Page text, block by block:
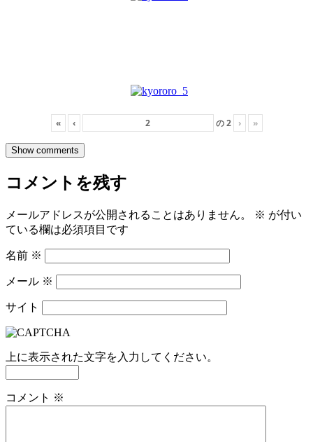
« ‹ の2 › »
Show comments
コメントを残す
メールアドレスが公開されることはありません。 ※ が付い
ている欄は必須項目です
名前 ※
メール ※
サイト
上に表示された文字を入力してください。
コメント ※